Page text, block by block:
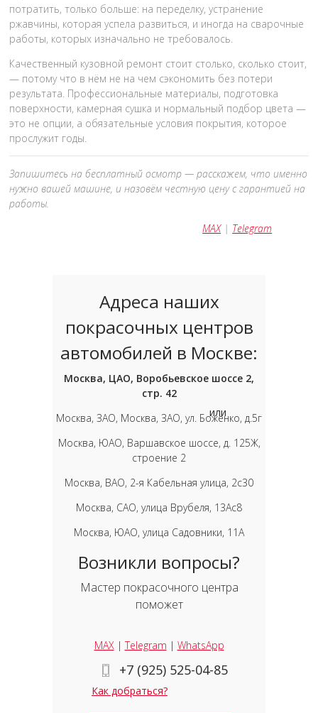
потратить, только больше: на переделку, устранение
ржавчины, которая успела развиться, и иногда на сварочные
работы, которых изначально не требовалось.
Качественный кузовной ремонт стоит столько, сколько стоит,
— потому что в нём не на чем сэкономить без потери
результата. Профессиональные материалы, подготовка
поверхности, камерная сушка и нормальный подбор цвета —
это не опции, а обязательные условия покрытия, которое
прослужит годы.
Запишитесь на бесплатный осмотр — расскажем, что именно
нужно вашей машине, и назовём честную цену с гарантией на
работы.
MAX| Telegram
Адреса наших
покрасочных центров
автомобилей в Москве:
Москва, ЦАО, Воробьевское шоссе 2,
стр. 42
Москва, ЗАО, Москва, ЗАО, ул. Боженко, д.5г
Москва, ЮАО, Варшавское шоссе, д. 125Ж,
строение 2
Москва, ВАО, 2-я Кабельная улица, 2с30
Москва, САО, улица Врубеля, 13Ас8
Москва, ЮАО, улица Садовники, 11А
Возникли вопросы?
Мастер покрасочного центра
поможет
MAX|Telegram | WhatsApp
+7 (925) 525-04-85
Как добраться?
или